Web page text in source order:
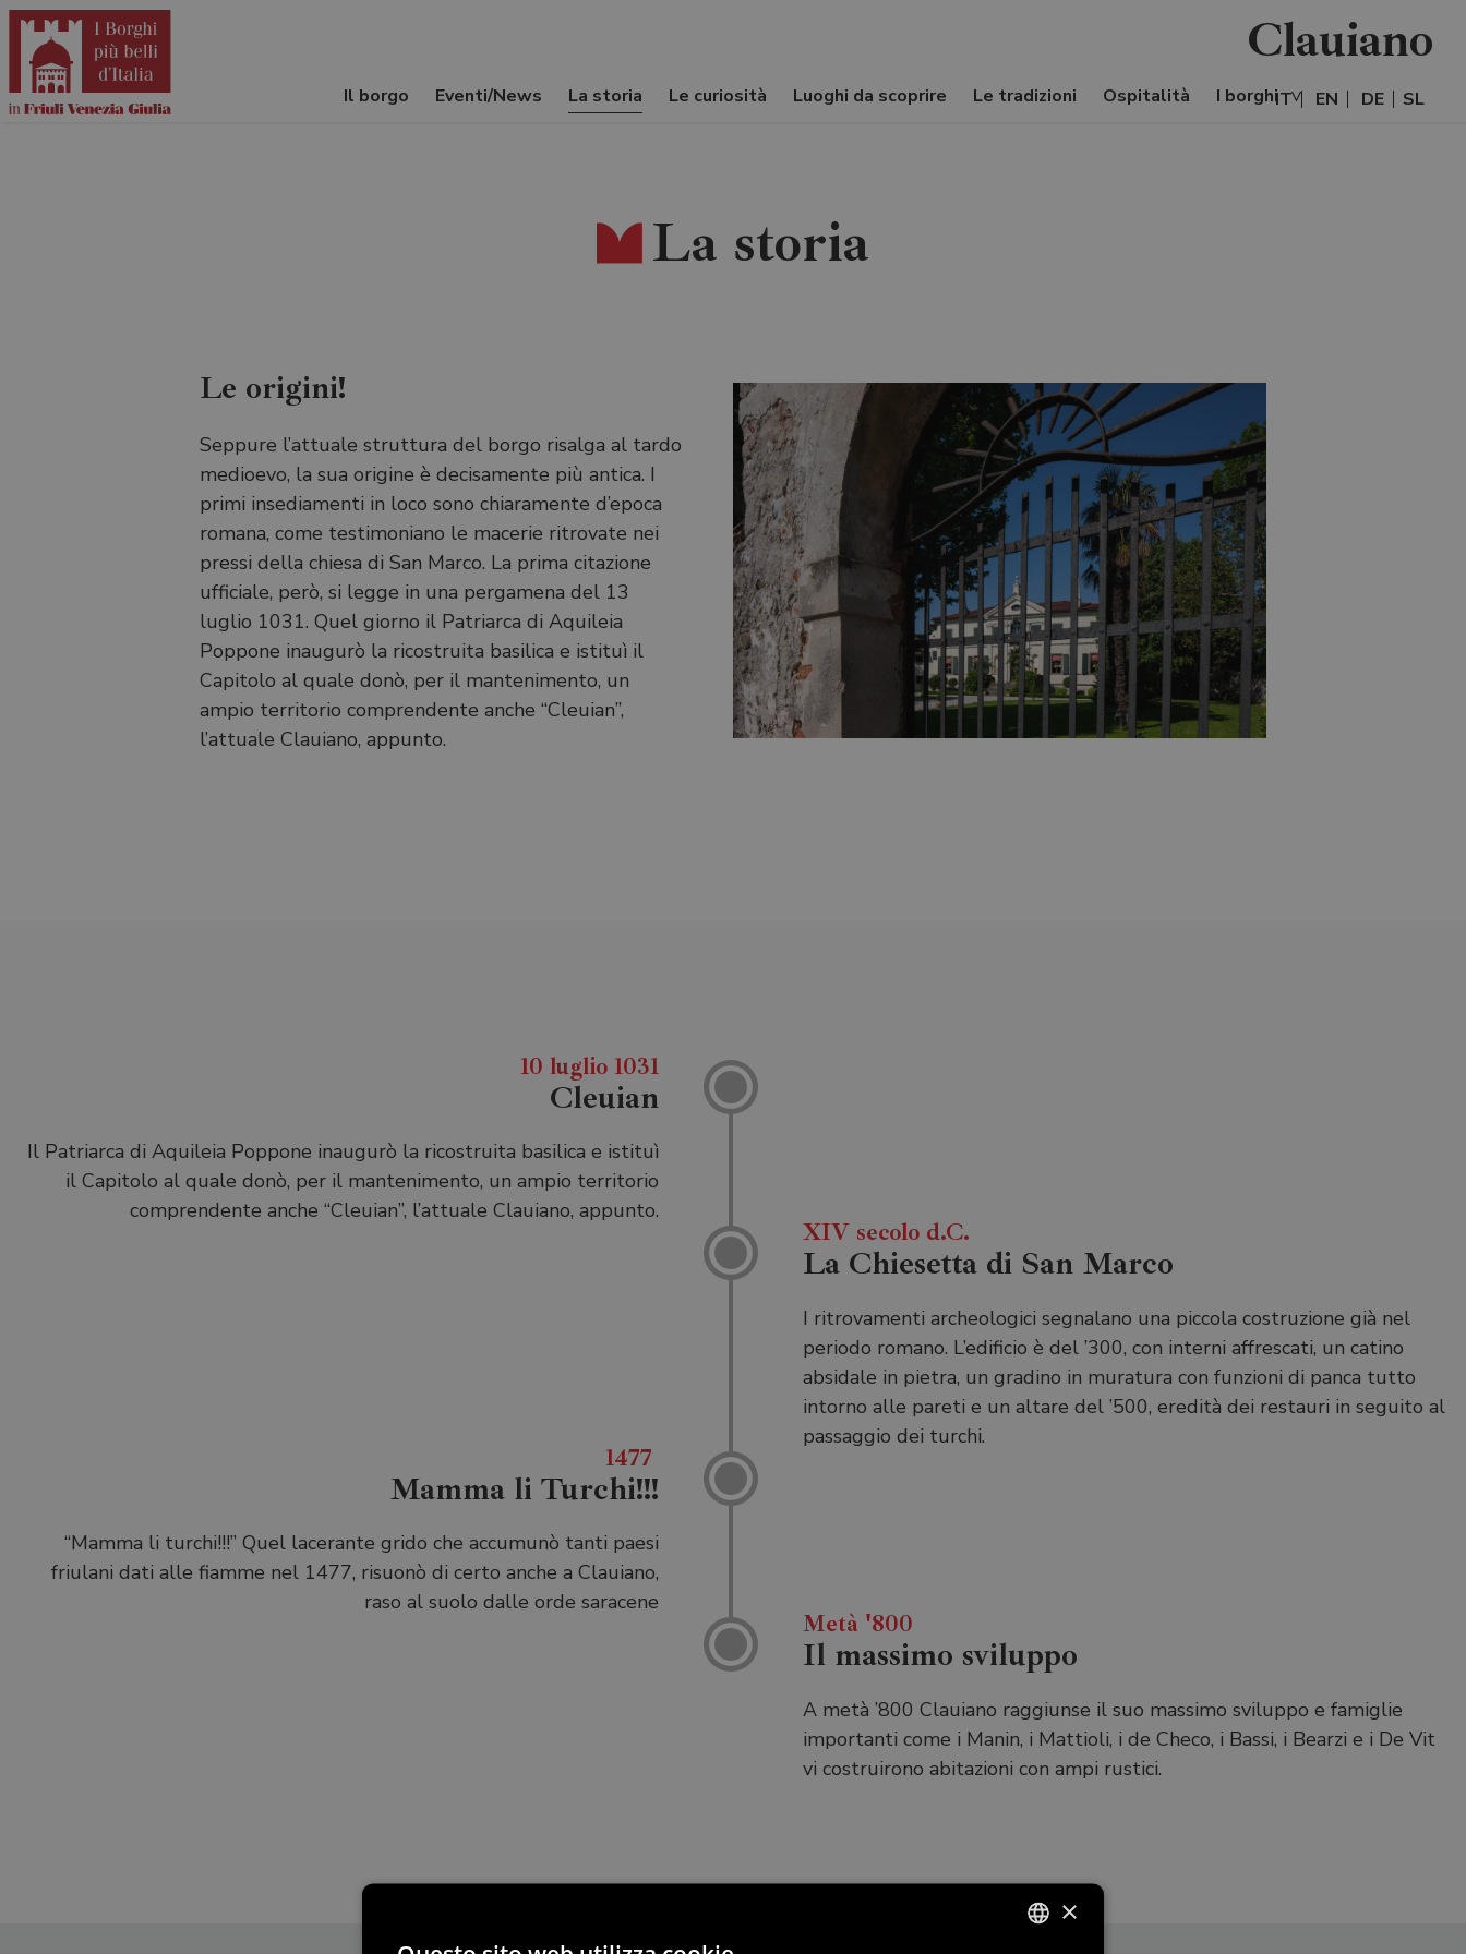
IT EN DE SL
Il borgo Eventi/News La storia Le curiosità Luoghi da scoprire Le tradizioni Ospitalità I borghi
Clauiano
La storia
Le origini!
Seppure l’attuale struttura del borgo risalga al tardo
medioevo, la sua origine è decisamente più antica. I
primi insediamenti in loco sono chiaramente d’epoca
romana, come testimoniano le macerie ritrovate nei
pressi della chiesa di San Marco. La prima citazione
ufficiale, però, si legge in una pergamena del 13
luglio 1031. Quel giorno il Patriarca di Aquileia
Poppone inaugurò la ricostruita basilica e istituì il
Capitolo al quale donò, per il mantenimento, un
ampio territorio comprendente anche “Cleuian”,
l’attuale Clauiano, appunto.
10 luglio 1031
Cleuian
Il Patriarca di Aquileia Poppone inaugurò la ricostruita basilica e istituì
il Capitolo al quale donò, per il mantenimento, un ampio territorio
comprendente anche “Cleuian”, l’attuale Clauiano, appunto.
XIV secolo d.C.
La Chiesetta di San Marco
I ritrovamenti archeologici segnalano una piccola costruzione già nel
periodo romano. L’edificio è del ’300, con interni affrescati, un catino
absidale in pietra, un gradino in muratura con funzioni di panca tutto
intorno alle pareti e un altare del ’500, eredità dei restauri in seguito al
passaggio dei turchi.
1477
Mamma li Turchi!!!
“Mamma li turchi!!!” Quel lacerante grido che accumunò tanti pae­si
friulani dati alle fiamme nel 1477, risuonò di certo anche a Clauiano,
raso al suolo dalle orde saracene
Metà '800
Il massimo sviluppo
A metà ’800 Clauiano raggiunse il suo massimo sviluppo e famiglie
importanti come i Manin, i Mattioli, i de Checo, i Bassi, i Bearzi e i De Vit
vi costruirono abitazioni con ampi rustici.
×